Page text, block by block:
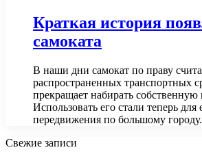
Краткая история
самоката
В наши дни самокат по праву
распространенных транспортных
прекращает набирать собственную
Использовать его стали теперь
передвижения по большому
Свежие записи